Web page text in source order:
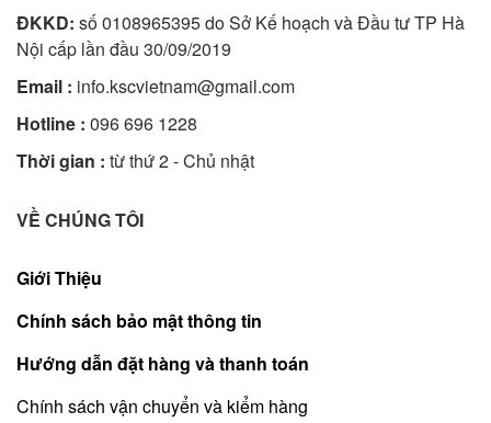
ĐKKD: số 0108965395 do Sở Kế hoạch và Đầu tư TP Hà
Nội cấp lần đầu 30/09/2019
Email : info.kscvietnam@gmail.com
Hotline : 096 696 1228
Thời gian : từ thứ 2 - Chủ nhật
VỀ CHÚNG TÔI
Giới Thiệu
Chính sách bảo mật thông tin
Hướng dẫn đặt hàng và thanh toán
Chính sách vận chuyển và kiểm hàng